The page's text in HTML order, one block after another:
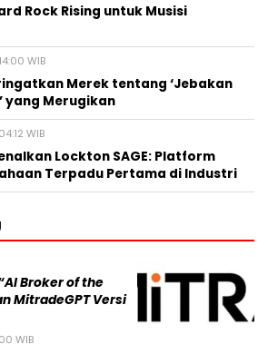
Rock Rising untuk Musisi
WIB
Merek tentang ‘Jebakan
yang Merugikan
WIB
Lockton SAGE: Platform
Terpadu Pertama di Industri
Broker of the
MitradeGPT Versi
WIB